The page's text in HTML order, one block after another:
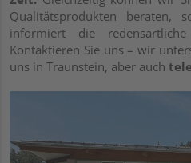
Qualitätsprodukten beraten,
informiert die
Kontaktieren Sie uns – wir
uns in Traunstein, aber auch